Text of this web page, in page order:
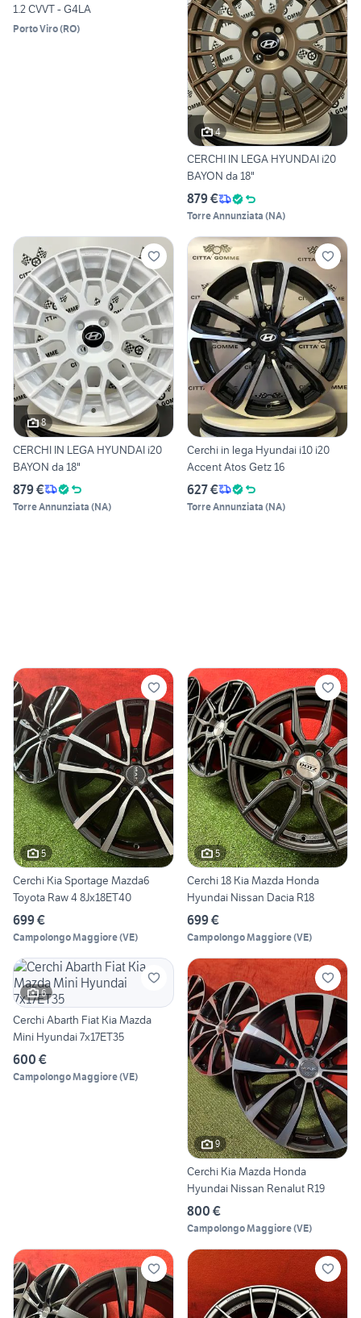
1.2 CVVT - G4LA
Porto Viro(RO)
4
CERCHI IN LEGA HYUNDAI i20
BAYON da 18"
879 €
Torre Annunziata (NA)
8
CERCHI IN LEGA HYUNDAI i20
BAYON da 18"
879 €
Torre Annunziata (NA)
Cerchi in lega Hyundai i10 i20
Accent Atos Getz 16
627 €
Torre Annunziata (NA)
5
Cerchi Kia Sportage Mazda6
Toyota Raw 4 8Jx18ET40
699 €
Campolongo Maggiore(VE)
5
Cerchi 18 Kia Mazda Honda
Hyundai Nissan Dacia R18
699 €
Campolongo Maggiore(VE)
6
Cerchi Abarth Fiat Kia Mazda
Mini Hyundai 7x17ET35
600 €
Campolongo Maggiore(VE)
9
Cerchi Kia Mazda Honda
Hyundai Nissan Renalut R19
800 €
Campolongo Maggiore(VE)